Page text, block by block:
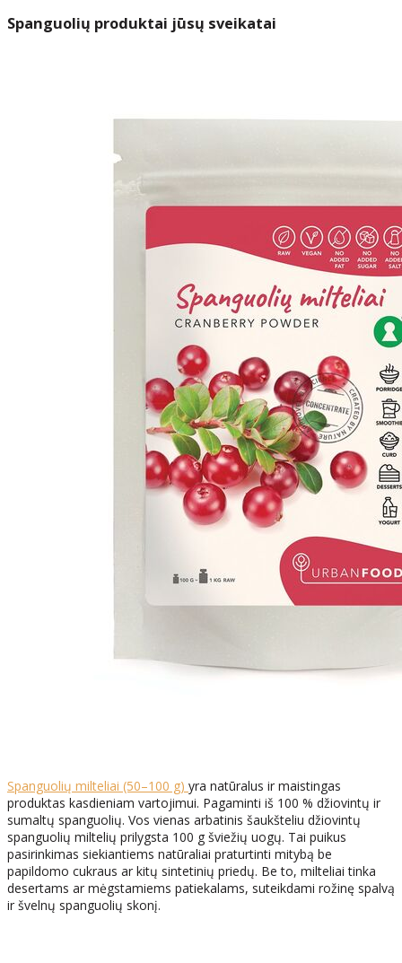
Spanguolių produktai jūsų sveikatai
Spanguolių milteliai (50–100 g) yra natūralus ir maistingas
produktas kasdieniam vartojimui. Pagaminti iš 100 % džiovintų ir
sumaltų spanguolių. Vos vienas arbatinis šaukšteliu džiovintų
spanguolių miltelių prilygsta 100 g šviežių uogų. Tai puikus
pasirinkimas siekiantiems natūraliai praturtinti mitybą be
papildomo cukraus ar kitų sintetinių priedų. Be to, milteliai tinka
desertams ar mėgstamiems patiekalams, suteikdami rožinę spalvą
ir švelnų spanguolių skonį.